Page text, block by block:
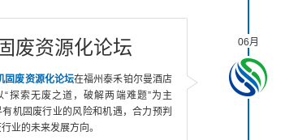
废资源化论坛
固废资源化论坛在福州泰禾铂尔曼酒店
“探索无废之道，破解两端难题”为主
机固废行业的风险和机遇，合力预判
业的未来发展方向。
06月